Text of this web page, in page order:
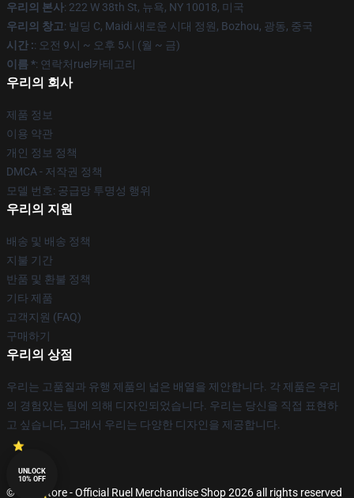
우리의 본사: 222 W 38th St, 뉴욕, NY 10018, 미국
우리의 창고: 빌딩 C, Maidi 새로운 시대 정원, Bozhou, 광동, 중국
시간 :: 오전 9시 ~ 오후 5시 (월 ~ 금)
이름 *: 연락처ruel카테고리
우리의 회사
제품 정보
이용 약관
개인 정보 정책
DMCA - 저작권 정책
모델 번호: 공급망 투명성 행위
우리의 지원
배송 및 배송 정책
지불 기간
반품 및 환불 정책
기타 제품
고객지원 (FAQ)
구매하기
우리의 상점
우리는 고품질과 유행 제품의 넓은 배열을 제안합니다. 각 제품은 우리
의 경험있는 팀에 의해 디자인되었습니다. 우리는 당신을 직접 표현하
고 싶습니다, 그래서 우리는 다양한 디자인을 제공합니다.
© Ruel Store - Official Ruel Merchandise Shop 2026 all rights reserved
UNLOCK
10% OFF